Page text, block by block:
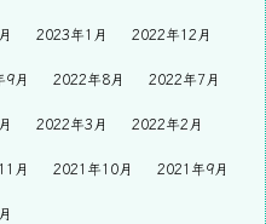
2023年1月 2022年12月
月 2022年8月 2022年7月
2022年3月 2022年2月
月 2021年10月 2021年9月